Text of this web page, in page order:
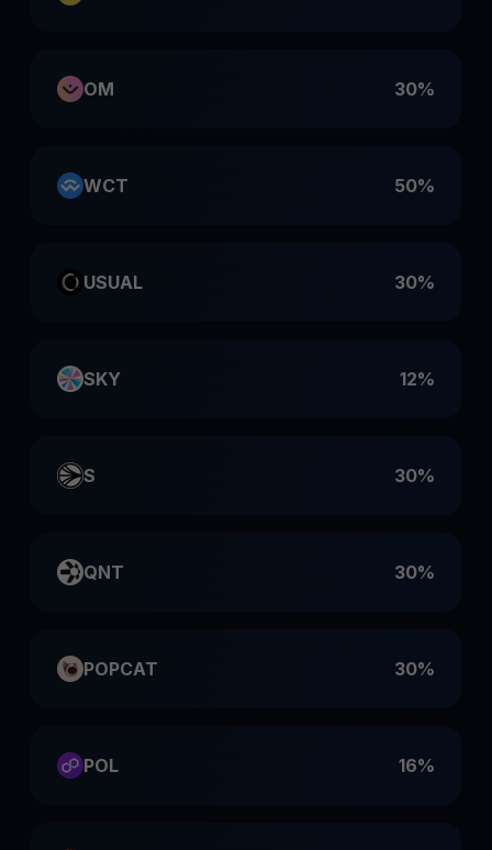
OM 30%
WCT 50%
USUAL 30%
SKY 12%
S 30%
QNT 30%
POPCAT 30%
POL 16%